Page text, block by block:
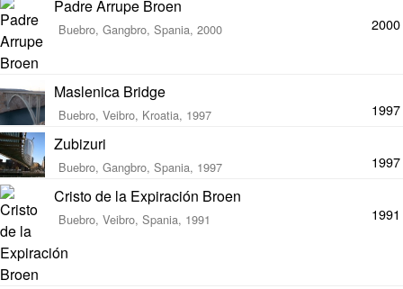
Padre Arrupe Broen
Buebro, Gangbro, Spania, 2000 2000
Maslenica Bridge
Buebro, Veibro, Kroatia, 1997 1997
Zubizuri
Buebro, Gangbro, Spania, 1997 1997
Cristo de la Expiración Broen
Buebro, Veibro, Spania, 1991 1991